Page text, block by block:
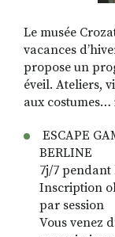
Le musée
vacances
propose un
éveil. Ateliers,
aux costumes…
ESCAPE
BERLINE
7j/7 pendant
Inscription
par session
Vous venez